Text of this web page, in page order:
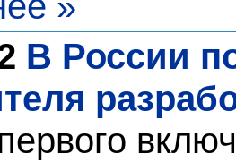
В России